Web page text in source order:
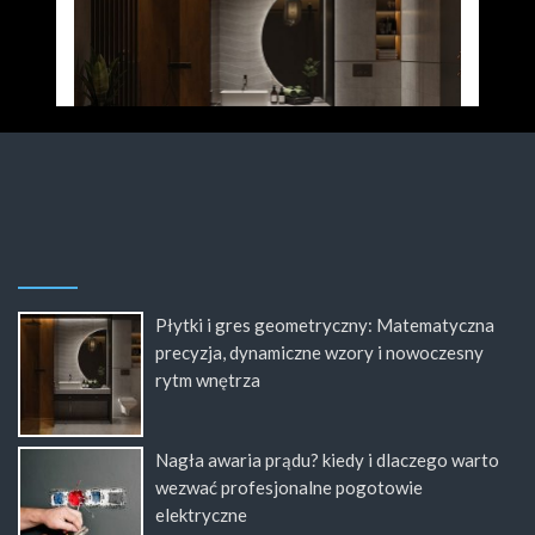
Płytki i gres geometryczny: Matematyczna
precyzja, dynamiczne wzory i nowoczesny
rytm wnętrza
Nagła awaria prądu? kiedy i dlaczego warto
wezwać profesjonalne pogotowie
elektryczne